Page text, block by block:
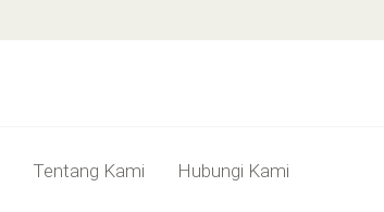
Tentang Kami Hubungi Kami